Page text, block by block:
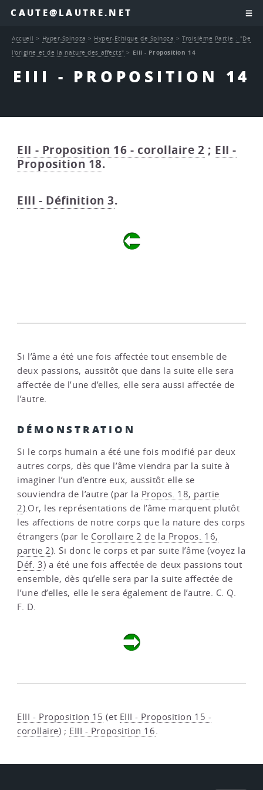
CAUTE@LAUTRE.NET
EIII - PROPOSITION 14
Accueil > Hyper-Spinoza > Hyper-Ethique de Spinoza >Troisième Partie : "De
l’origine et de la nature des affects" > EIII - Proposition 14
EII - Proposition 16 - corollaire 2 ; EII -
Proposition 18.
EIII - Définition 3.
Si l’âme a été une fois affectée tout ensemble de
deux passions, aussitôt que dans la suite elle sera
affectée de l’une d’elles, elle sera aussi affectée de
l’autre.
DÉMONSTRATION
Si le corps humain a été une fois modifié par deux
autres corps, dès que l’âme viendra par la suite à
imaginer l’un d’entre eux, aussitôt elle se
souviendra de l’autre (par la Propos. 18, partie
2).Or, les représentations de l’âme marquent plutôt
les affections de notre corps que la nature des corps
étrangers (par le Corollaire 2 de la Propos. 16,
partie 2). Si donc le corps et par suite l’âme (voyez la
Déf. 3) a été une fois affectée de deux passions tout
ensemble, dès qu’elle sera par la suite affectée de
l’une d’elles, elle le sera également de l’autre. C. Q.
F. D.
EIII - Proposition 15 (et EIII - Proposition 15 -
corollaire) ; EIII - Proposition 16.